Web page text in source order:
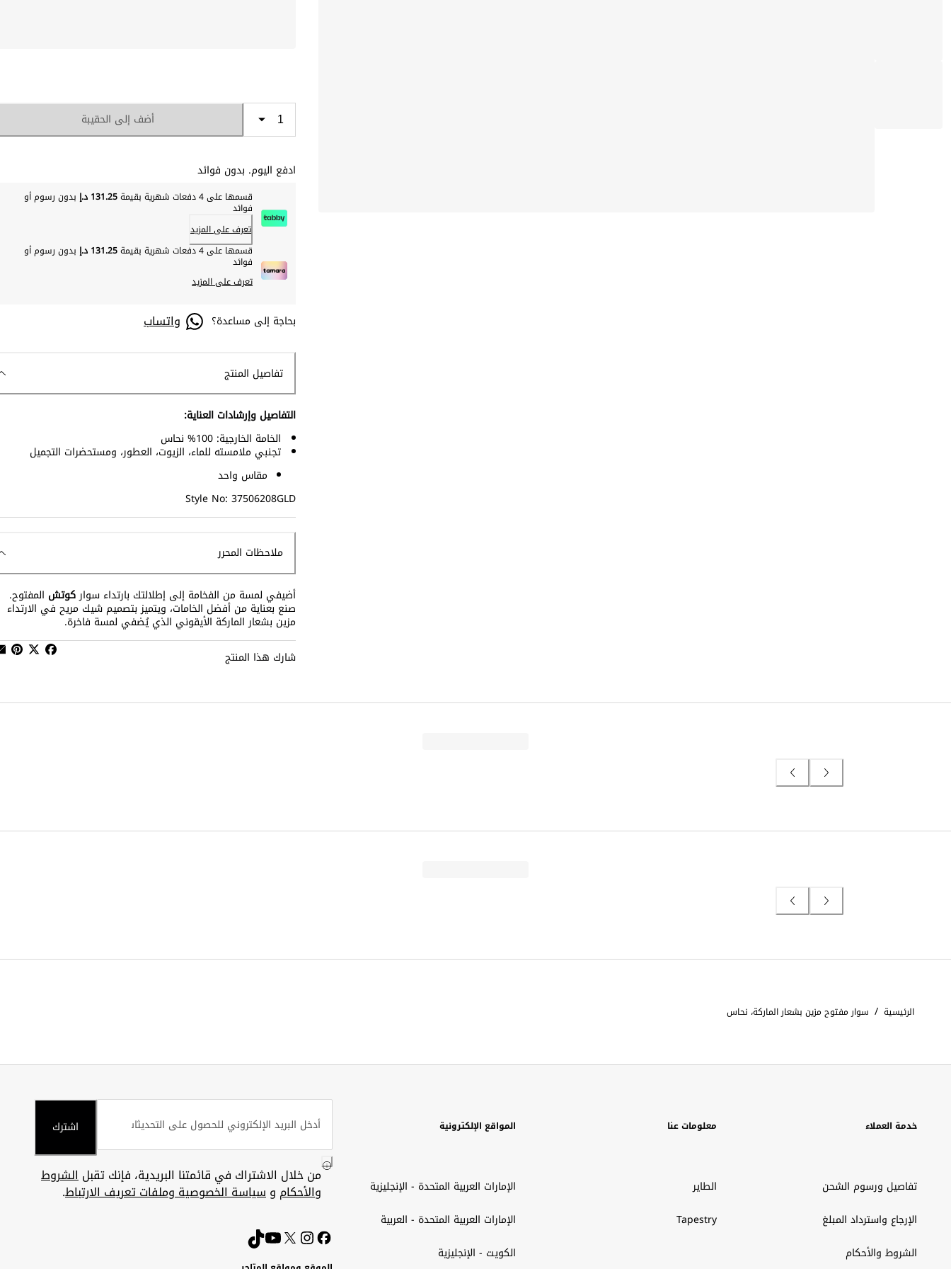
أضف إلى الحقيبة
ادفع اليوم. بدون فوائد
قسمها على 4 دفعات شهرية بقيمة 131.25 د.إ بدون رسوم أو
فوائد
تعرف على المزيد
قسمها على 4 دفعات شهرية بقيمة
131.25 د.إ بدون رسوم أو
فوائد
تعرف على المزيد
بحاجة إلى مساعدة؟ واتساب
تفاصيل المنتج
التفاصيل وإرشادات العناية:
الخامة الخارجية: 100% نحاس
تجنبي ملامسته للماء، الزيوت، العطور، ومستحضرات التجميل
مقاس واحد
Style No: 37506208GLD
ملاحظات المحرر
أضيفي لمسة من الفخامة إلى إطلالتك بارتداء سواركوتش المفتوح.
صنع بعناية من أفضل الخامات، ويتميز بتصميم شيك مريح في الارتداء
مزين بشعار الماركة الأيقوني الذي يُضفي لمسة فاخرة.
شارك هذا المنتج
الرئيسية / سوار مفتوح مزين بشعار الماركة، نحاس
خدمة العملاء
تفاصيل ورسوم الشحن
الإرجاع واسترداد المبلغ
الشروط والأحكام
معلومات عنا
الطاير
Tapestry
المواقع الإلكترونية
الإمارات العربية المتحدة - الإنجليزية
الإمارات العربية المتحدة - العربية
الكويت - الإنجليزية
اشترك
من خلال الاشتراك في قائمتنا البريدية، فإنك تقبلالشروط
والأحكام وسياسة الخصوصية وملفات تعريف الارتباط.